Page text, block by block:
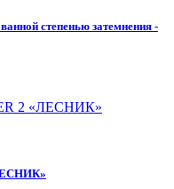
степенью затемнения -